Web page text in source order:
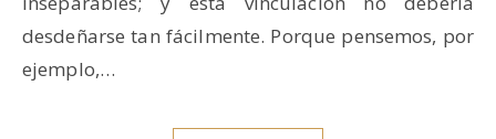
desdeñarse tan fácilmente. Porque pensemos, por
ejemplo,…